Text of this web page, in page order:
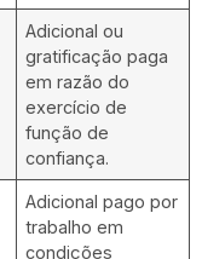
Adicional ou
gratificação paga
em razão do
exercício de
função de
confiança.
Adicional pago por
trabalho em
condições